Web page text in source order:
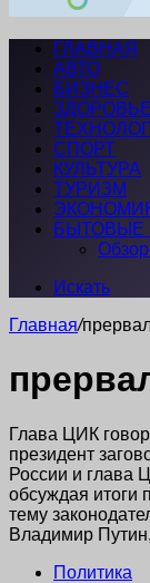
ГЛАВНАЯ
АВТО
БИЗНЕС
ЗДОРОВЬЕ
СПОРТ
КУЛЬТУРА
ТУРИЗМ
БЫТОВЫЕ
Обзор
Искать
Главная/
Глава ЦИК
президент
России и глава
обсуждая итоги
тему
Владимир
Политика